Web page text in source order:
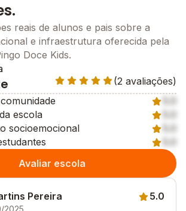
reais de alunos e pais sobre a
e infraestrutura oferecida pela
Doce Kids.
(2 avaliações)
escola
socioemocional
Avaliar escola
Pereira
2025
5.0